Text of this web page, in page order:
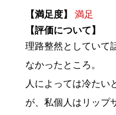
【満足度】
満足
【評価について】
理路整然としていて
なかったところ。
人によっては冷たい
が、私個人はリップ